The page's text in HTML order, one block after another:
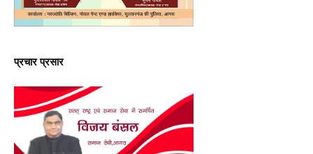
प्रचार प्रसार